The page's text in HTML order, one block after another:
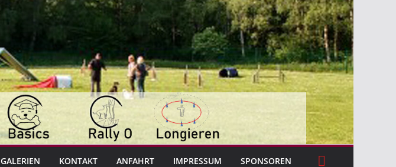
GALERIEN KONTAKT ANFAHRT IMPRESSUM SPONSOREN